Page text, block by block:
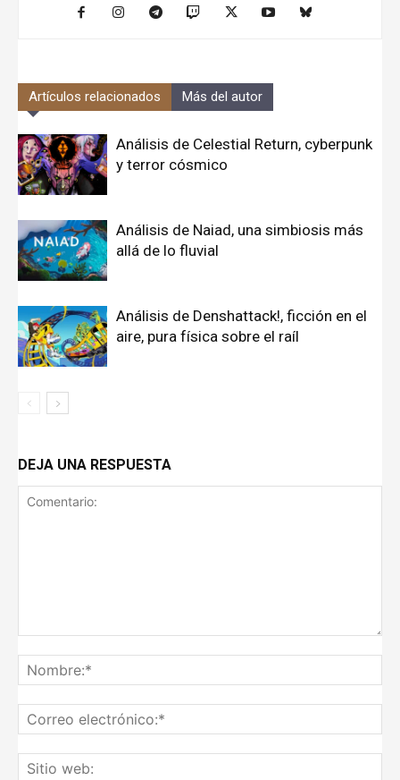
Artículos relacionados Más del autor
Análisis de Celestial Return, cyberpunk
y terror cósmico
Análisis de Naiad, una simbiosis más
allá de lo fluvial
Análisis de Denshattack!, ficción en el
aire, pura física sobre el raíl
DEJA UNA RESPUESTA